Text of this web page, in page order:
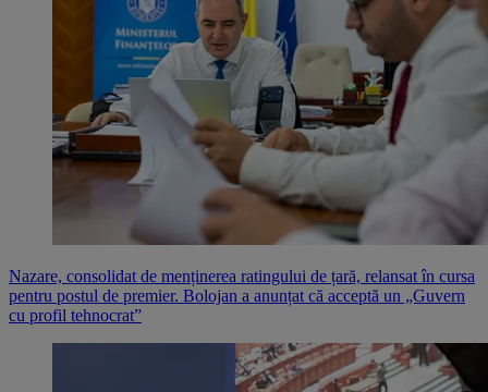
Nazare, consolidat de menținerea ratingului de țară, relansat în cursa
pentru postul de premier. Bolojan a anunțat că acceptă un „Guvern
cu profil tehnocrat”